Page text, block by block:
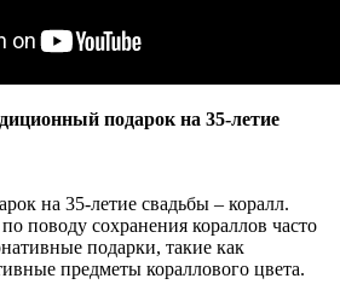
подарок на 35-летие
на 35-летие свадьбы – коралл.
поводу сохранения кораллов часто
подарки, такие как
предметы кораллового цвета.